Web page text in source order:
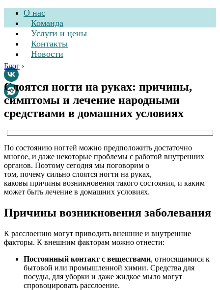
О нас
Команда
Услуги и цены
Контакты
Новости
Стоматологическая
клиника
Блог ›
Слоятся ногти на руках: причины,
симптомы и лечение народными
средствами в домашних условиях
По состоянию ногтей можно предположить достаточно
многое, и даже некоторые проблемы с работой внутренних
органов. Поэтому сегодня мы поговорим о
том, почему сильно слоятся ногти на руках,
каковы причины возникновения такого состояния, и каким
может быть лечение в домашних условиях.
Причины возникновения заболевания
К расслоению могут приводить внешние и внутренние
факторы. К внешним факторам можно отнести:
Постоянный контакт с веществами, относящимися к
бытовой или промышленной химии. Средства для
посуды, для уборки и даже жидкое мыло могут
спровоцировать расслоение.